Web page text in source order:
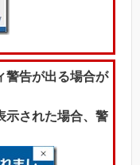
警告が出る場合が
示された場合、警